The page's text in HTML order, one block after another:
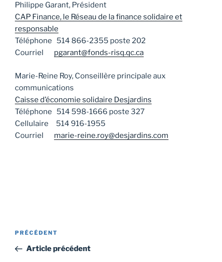
Philippe Garant, Président
CAP Finance, le Réseau de la finance solidaire et
responsable
Téléphone 514 866-2355 poste 202
Courriel pgarant@fonds-risq.qc.ca
Marie-Reine Roy, Conseillère principale aux
communications
Caisse d’économie solidaire Desjardins
Téléphone 514 598-1666 poste 327
Cellulaire 514 916-1955
Courriel marie-reine.roy@desjardins.com
Navigation
l'article
Article
précédent
PRÉCÉDENT
Article précédent